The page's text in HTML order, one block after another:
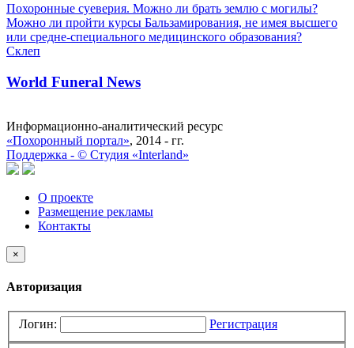
Похоронные суеверия. Можно ли брать землю с могилы?
Можно ли пройти курсы Бальзамирования, не имея высшего
или средне-специального медицинского образования?
Склеп
World Funeral News
Информационно-аналитический ресурс
«Похоронный портал», 2014 - гг.
Поддержка - © Cтудия «Interland»
О проекте
Размещение рекламы
Контакты
×
Авторизация
Логин: Регистрация